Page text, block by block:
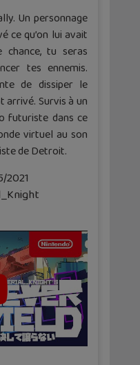
Un personnage
ce qu’on lui avait
chance, tu seras
tes ennemis.
de dissiper le
arrivé. Survis à un
futuriste dans ce
virtuel au son
de Detroit.
2021